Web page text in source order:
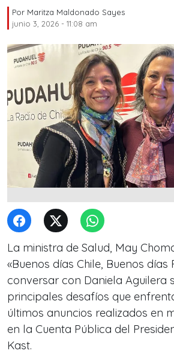
Por Maritza Maldonado Sayes
junio 3, 2026 - 11:08 am
La ministra de Salud, May
«Buenos días Chile, Buenos días
conversar con Daniela Aguilera
principales desafíos que
últimos anuncios realizados en
en la Cuenta Pública del
Kast.